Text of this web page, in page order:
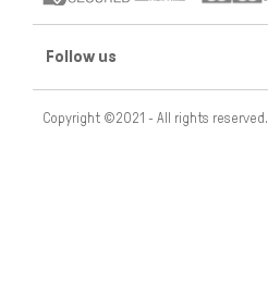
Follow us
Copyright ©2021 - All rights reserved.